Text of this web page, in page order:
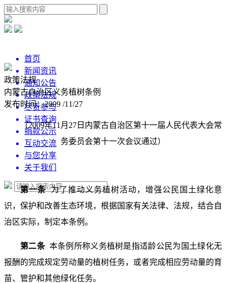
首页
新闻资讯
通知公告
政策法规
尽责参与
证书查询
捐款公示
互动交流
与您分享
关于我们
政策法规
内蒙古自治区义务植树条例
发布时间：2009 /11/27
（2009年11月27日内蒙古自治区第十一届人民代表大会常
务委员会第十一次会议通过）
第一条为了推动义务植树活动，增强公民国土绿化意
识，保护和改善生态环境，根据国家有关法律、法规，结合自
治区实际，制定本条例。
第二条 本条例所称义务植树是指适龄公民为国土绿化无
报酬的完成规定劳动量的植树任务，或者完成相应劳动量的育
苗、管护和其他绿化任务。